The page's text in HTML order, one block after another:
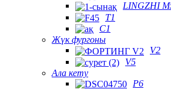
LINGZHI
T1
C1
Жүк фургоны
V2
V5
Ала кету
P6